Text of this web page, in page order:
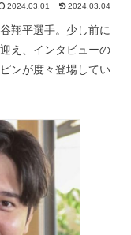
2024.03.01 2024.03.04
翔平選手。少し前に
え、インタビューの
ンが度々登場してい